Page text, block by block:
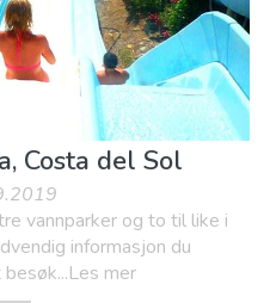
Costa del Sol
vannparker og to til like i
informasjon du
mer